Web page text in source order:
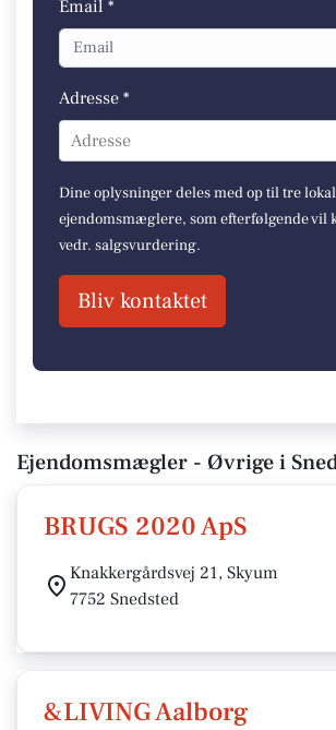
Email *
Adresse *
Adresse
Dine oplysninger deles med op til tre
ejendomsmæglere, som efterfølgende vil
vedr. salgsvurdering.
Bliv kontaktet
Ejendomsmægler - Øvrige i
BRUGS 2020 ApS
Knakkergårdsvej 21, Skyum
7752 Snedsted
&LIVING Aalborg